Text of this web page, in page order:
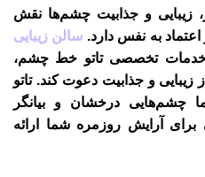
زیبایی و جذابیت چشم‌ها نقش
به نفس دارد. سالن زیبایی
خدمات تخصصی تاتو خط چشم،
زیبایی و جذابیت دعوت کند. تاتو
چشم‌هایی درخشان و بیانگر
آرایش روزمره شما ارائه